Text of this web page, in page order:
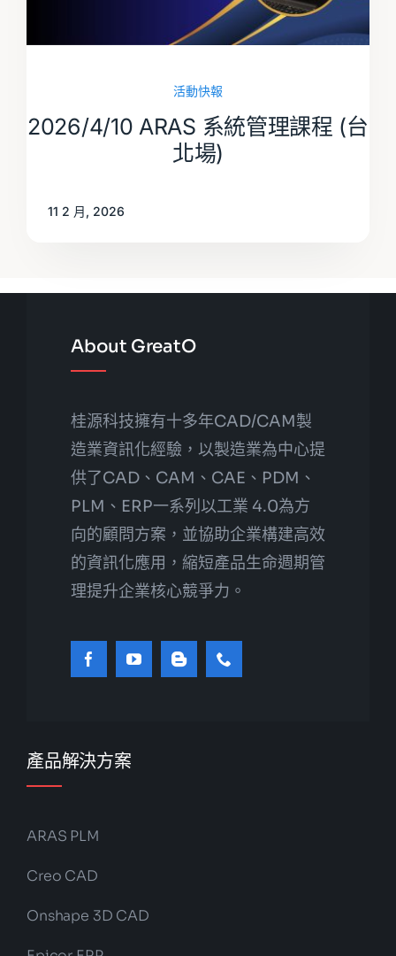
活動快報
2026/4/10 ARAS 系統管理課程 (台
北場)
11 2 月, 2026
About GreatO
桂源科技擁有十多年CAD/CAM製
造業資訊化經驗，以製造業為中心提
供了CAD、CAM、CAE、PDM、
PLM、ERP一系列以工業 4.0為方
向的顧問方案，並協助企業構建高效
的資訊化應用，縮短產品生命週期管
理提升企業核心競爭力。
產品解決方案
ARAS PLM
Creo CAD
Onshape 3D CAD